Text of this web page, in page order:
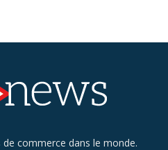
commerce dans le monde.